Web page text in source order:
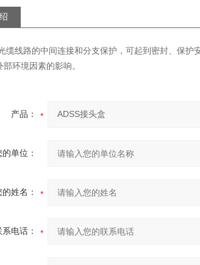
缆线路的中间连接和分支保护，可起到密封、保护
环境因素的影响。
产品：
的单位：
的姓名：
系电话：